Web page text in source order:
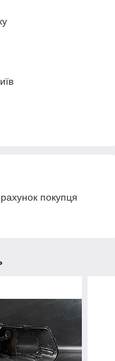
покупця